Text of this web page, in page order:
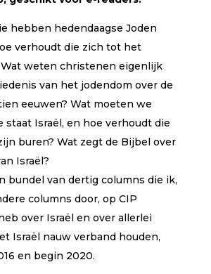
hebben hedendaagse Joden
verhoudt die zich tot het
weten christenen eigenlijk
van het jodendom over de
eeuwen? Wat moeten we
staat Israël, en hoe verhoudt die
buren? Wat zegt de Bijbel over
Israël?
bundel van dertig columns die ik,
columns door, op CIP
over Israël en over allerlei
Israël nauw verband houden,
en begin 2020.